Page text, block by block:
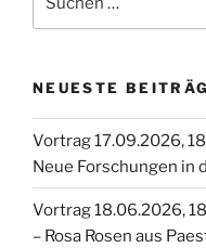
nach:
NEUESTE
Vortrag 17.09.2026,
Neue Forschungen in
Vortrag 18.06.2026,
– Rosa Rosen aus